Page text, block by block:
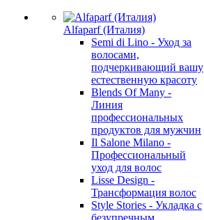
Alfaparf (Италия)
Semi di Lino - Уход за
волосами,
подчеркивающий вашу
естественную красоту
Blends Of Many -
Линия
профессиональных
продуктов для мужчин
Il Salone Milano -
Профессиональный
уход для волос
Lisse Design -
Трансформация волос
Style Stories - Укладка с
безупречным